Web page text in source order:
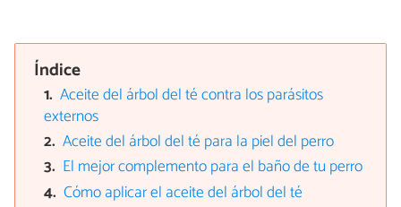
Índice
Aceite del árbol del té contra los parásitos
externos
Aceite del árbol del té para la piel del perro
El mejor complemento para el baño de tu perro
Cómo aplicar el aceite del árbol del té